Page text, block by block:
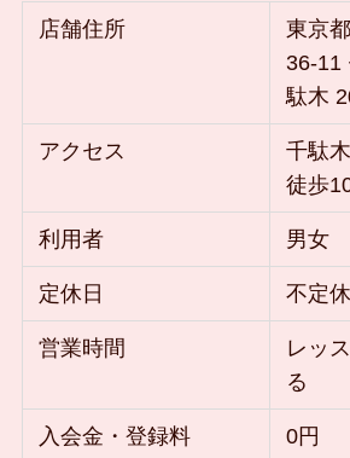
店舗住所
東京
36-11
駄木
アクセス
千駄
徒歩
利用者 男女
定休日 不定休
営業時間
レッ
る
入会金・登録料 0円